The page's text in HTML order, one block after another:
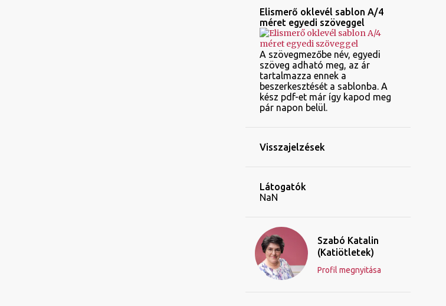
Elismerő oklevél sablon A/4
méret egyedi szöveggel
A szövegmezőbe név, egyedi
szöveg adható meg, az ár
tartalmazza ennek a
beszerkesztését a sablonba. A
kész pdf-et már így kapod meg
pár napon belül.
Visszajelzések
Látogatók
NaN
Szabó Katalin
(Katiötletek)
Profil megnyitása